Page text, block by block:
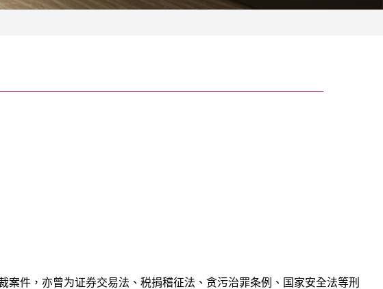
件，亦曾为证券交易法、税捐稽征法、贪污治罪条例、国家安全法等刑